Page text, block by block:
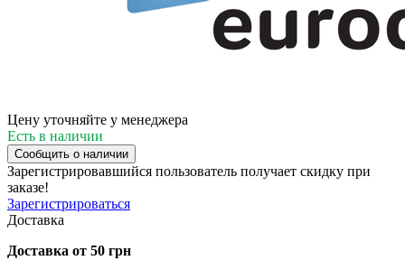
Цену уточняйте у менеджера
Есть в наличии
Сообщить о наличии
Зарегистрировавшийся пользователь получает скидку при
заказе!
Зарегистрироваться
Доставка
Доставка от 50 грн